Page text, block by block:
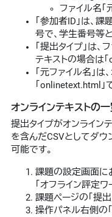
ファイル名「
「参加者ID」は、
号で、学生番号等
「提出タイプ」は、
テキストの場合は「
「元ファイル名」
「onlinetext.html」で
オンラインテキストの
提出タイプがオンライン
を含んだCSVとしてダウ
可能です。
課題の設定画面に
「オフライン評定ワ
課題ページの「提
操作パネル右側の